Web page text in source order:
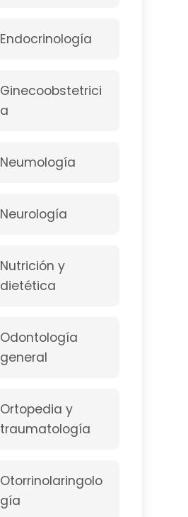
Endocrinología
Ginecoobstetrici
a
Neumología
Neurología
Nutrición y
dietética
Odontología
general
Ortopedia y
traumatología
Otorrinolaringolo
gía